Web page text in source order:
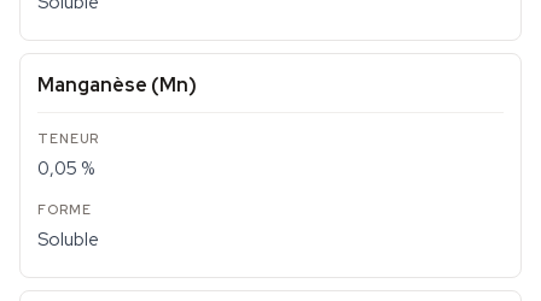
Manganèse (Mn)
0,05 %
Soluble